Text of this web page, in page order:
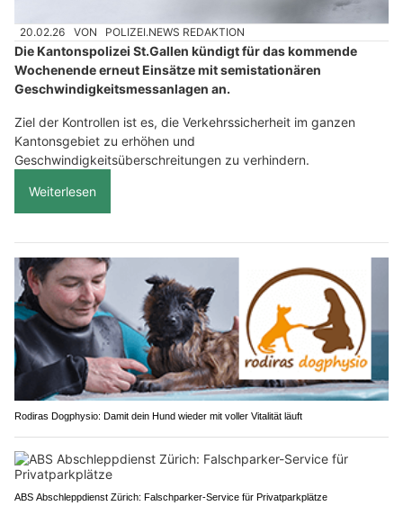
20.02.26 VON POLIZEI.NEWS REDAKTION
Die Kantonspolizei St.Gallen kündigt für das kommende
Wochenende erneut Einsätze mit semistationären
Geschwindigkeitsmessanlagen an.
Ziel der Kontrollen ist es, die Verkehrssicherheit im ganzen
Kantonsgebiet zu erhöhen und
Geschwindigkeitsüberschreitungen zu verhindern.
Weiterlesen
Rodiras Dogphysio: Damit dein Hund wieder mit voller Vitalität läuft
ABS Abschleppdienst Zürich: Falschparker-Service für Privatparkplätze